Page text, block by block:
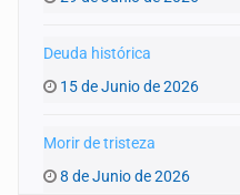
Deuda histórica
15 de Junio de 2026
Morir de tristeza
8 de Junio de 2026